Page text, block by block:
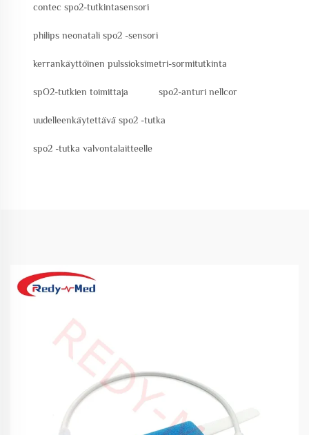
contec spo2-tutkintasensori
philips neonatali spo2 -sensori
kerrankäyttöinen pulssioksimetri-sormitutkinta
spO2-tutkien toimittaja spo2-anturi nellcor
uudelleenkäytettävä spo2 -tutka
spo2 -tutka valvontalaitteelle